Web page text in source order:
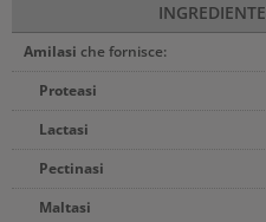
INGREDIENTE
Amilasi che fornisce:
Proteasi
Lactasi
Pectinasi
Maltasi